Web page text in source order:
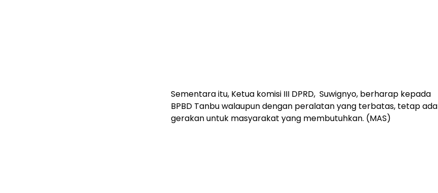
Sementara itu, Ketua komisi III DPRD, Suwignyo, berharap kepada
BPBD Tanbu walaupun dengan peralatan yang terbatas, tetap ada
gerakan untuk masyarakat yang membutuhkan. (MAS)